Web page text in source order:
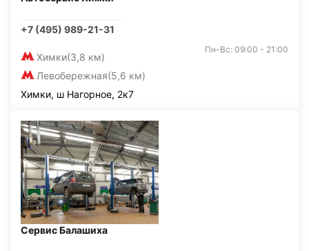
+7 (495) 989-21-31
Химки(3,8 км)
Левобережная(5,6 км)
Пн-Вс: 09:00 - 21:00
Химки, ш Нагорное, 2к7
Сервис Балашиха